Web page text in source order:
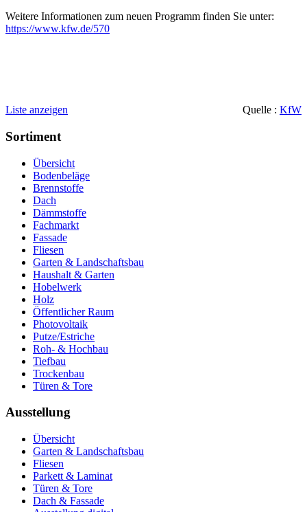
Weitere Informationen zum neuen Programm finden Sie unter:
https://www.kfw.de/570
Quelle : KfW
Liste anzeigen
Sortiment
Übersicht
Bodenbeläge
Brennstoffe
Dach
Dämmstoffe
Fachmarkt
Fassade
Fliesen
Garten & Landschaftsbau
Haushalt & Garten
Hobelwerk
Holz
Öffentlicher Raum
Photovoltaik
Putze/Estriche
Roh- & Hochbau
Tiefbau
Trockenbau
Türen & Tore
Ausstellung
Übersicht
Garten & Landschaftsbau
Fliesen
Parkett & Laminat
Türen & Tore
Dach & Fassade